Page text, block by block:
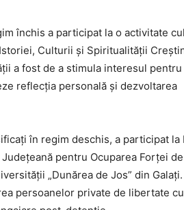
închis a participat la o activitate
Culturii și Spiritualității
a fost de a stimula interesul
reflecția personală și dezvoltarea
în regim deschis, a participat la
pentru Ocuparea Forței
„Dunărea de Jos” din Galați.
persoanelor private de libertate